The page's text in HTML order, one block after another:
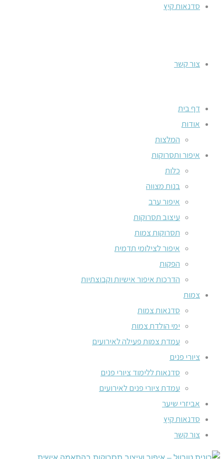
סדנאות קיץ
צור קשר
דף בית
אודות
המלצות
איפור ותסרוקות
כלות
בנות מצווה
איפור ערב
עיצוב תסרוקות
תסרוקות צמות
איפור לצילומי תדמית
הפקות
הדרכות איפור אישיות וקבוצתיות
צמות
סדנאות צמות
ימי הולדת צמות
עמדת צמות פעילה לאירועים
ציורי פנים
סדנאות ללימוד ציורי פנים
עמדת ציורי פנים לאירועים
אביזרי שיער
סדנאות קיץ
צור קשר